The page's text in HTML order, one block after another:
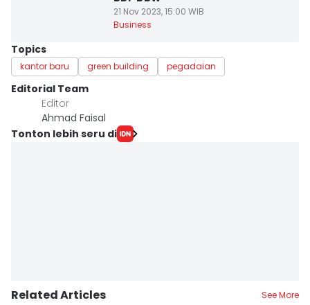
21 Nov 2023, 15:00 WIB
Business
Topics
kantor baru green building pegadaian
Editorial Team
Editor
Ahmad Faisal
Tonton lebih seru di
Related Articles See More